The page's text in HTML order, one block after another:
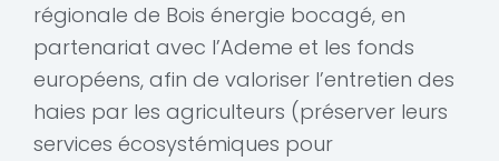
régionale de Bois énergie bocagé, en
partenariat avec l’Ademe et les fonds
européens, afin de valoriser l’entretien des
haies par les agriculteurs (préserver leurs
services écosystémiques pour